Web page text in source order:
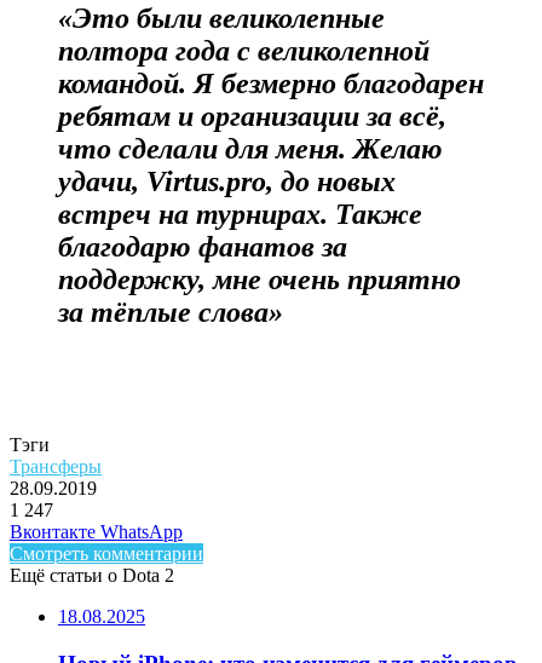
«Это были великолепные
полтора года с великолепной
командой. Я безмерно благодарен
ребятам и организации за всё,
что сделали для меня. Желаю
удачи, Virtus.pro, до новых
встреч на турнирах. Также
благодарю фанатов за
поддержку, мне очень приятно
за тёплые слова»
Тэги
Трансферы
28.09.2019
1 247
Facebook
Twitter
LinkedIn
Вконтакте WhatsAppTelegram
Смотреть комментарии
Ещё статьи о Dota 2
18.08.2025